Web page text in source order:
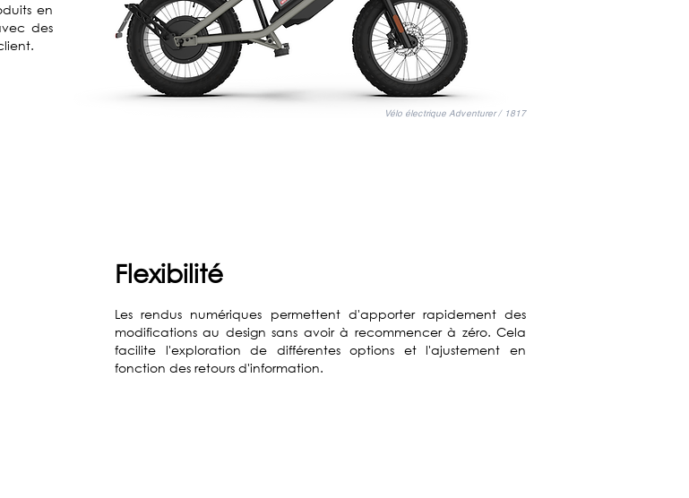
en
des
Vélo électrique Adventurer / 1817
Flexibilité
Les rendus numériques permettent d'apporter rapidement des
modifications au design sans avoir à recommencer à zéro. Cela
facilite l'exploration de différentes options et l'ajustement en
fonction des retours d'information.